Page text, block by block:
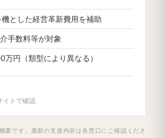
とした経営革新費用を補助
手数料等が対象
万円（類型により異なる）
イトで確認
要です。最新の支援内容は各窓口にご確認くださ